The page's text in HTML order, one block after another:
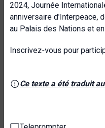
2024, Journée
anniversaire d'Interpeace,
au Palais des Nations et
Inscrivez-vous pour
Ce texte a été traduit